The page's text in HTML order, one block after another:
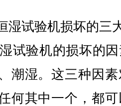
湿试验机损坏的三
试验机的损坏的
潮湿。这三种因
何其中一个，都